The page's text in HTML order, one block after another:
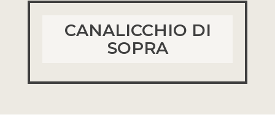
CANALICCHIO DI
SOPRA